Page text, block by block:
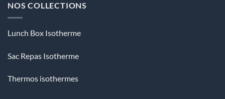
NOS COLLECTIONS
Lunch Box Isotherme
Sac Repas Isotherme
Thermos isothermes